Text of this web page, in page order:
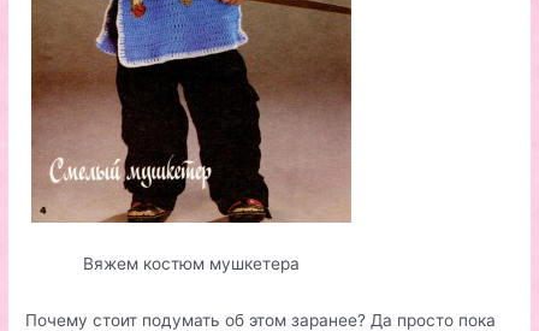
Вяжем костюм мушкетера
Почему стоит подумать об этом заранее? Да просто пока